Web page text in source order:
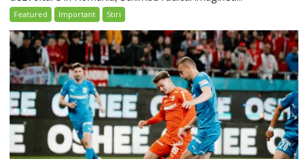
Featured Important Stiri